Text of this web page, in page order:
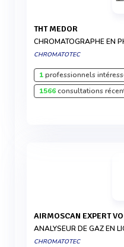
THT MEDOR
CHROMATOGRAPHE EN
CHROMATOTEC
1professionnels
1566consultations
AIRMOSCAN EXPERT
ANALYSEUR DE GAZ EN
CHROMATOTEC